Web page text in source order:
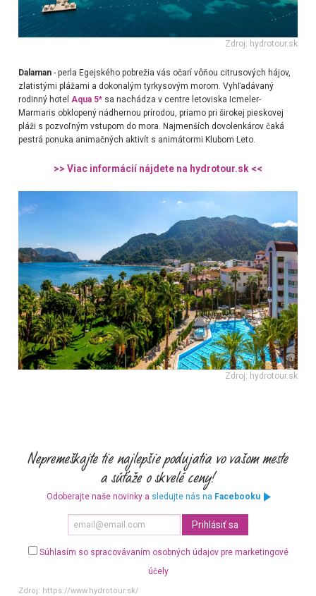
Zdroj: hydrotour.sk
Dalaman - perla Egejského pobrežia vás očarí vôňou citrusových hájov,
zlatistými plážami a dokonalým tyrkysovým morom. Vyhľadávaný
rodinný hotel Aqua 5*sa nachádza v centre letoviska Icmeler-
Marmaris obklopený nádhernou prírodou, priamo pri širokej pieskovej
pláži s pozvoľným vstupom do mora. Najmenších dovolenkárov čaká
pestrá ponuka animačných aktivít s animátormi Klubom Leto.
>> Viac informácií nájdete na hydrotour.sk <<
Zdroj: hydrotour.sk
Odoberajte naše novinky a sledujte nás na Facebooku
Súhlasím so spracovávaním osobných údajov pre marketingové
účely
Zdroj: https://www.hydrotour.sk/